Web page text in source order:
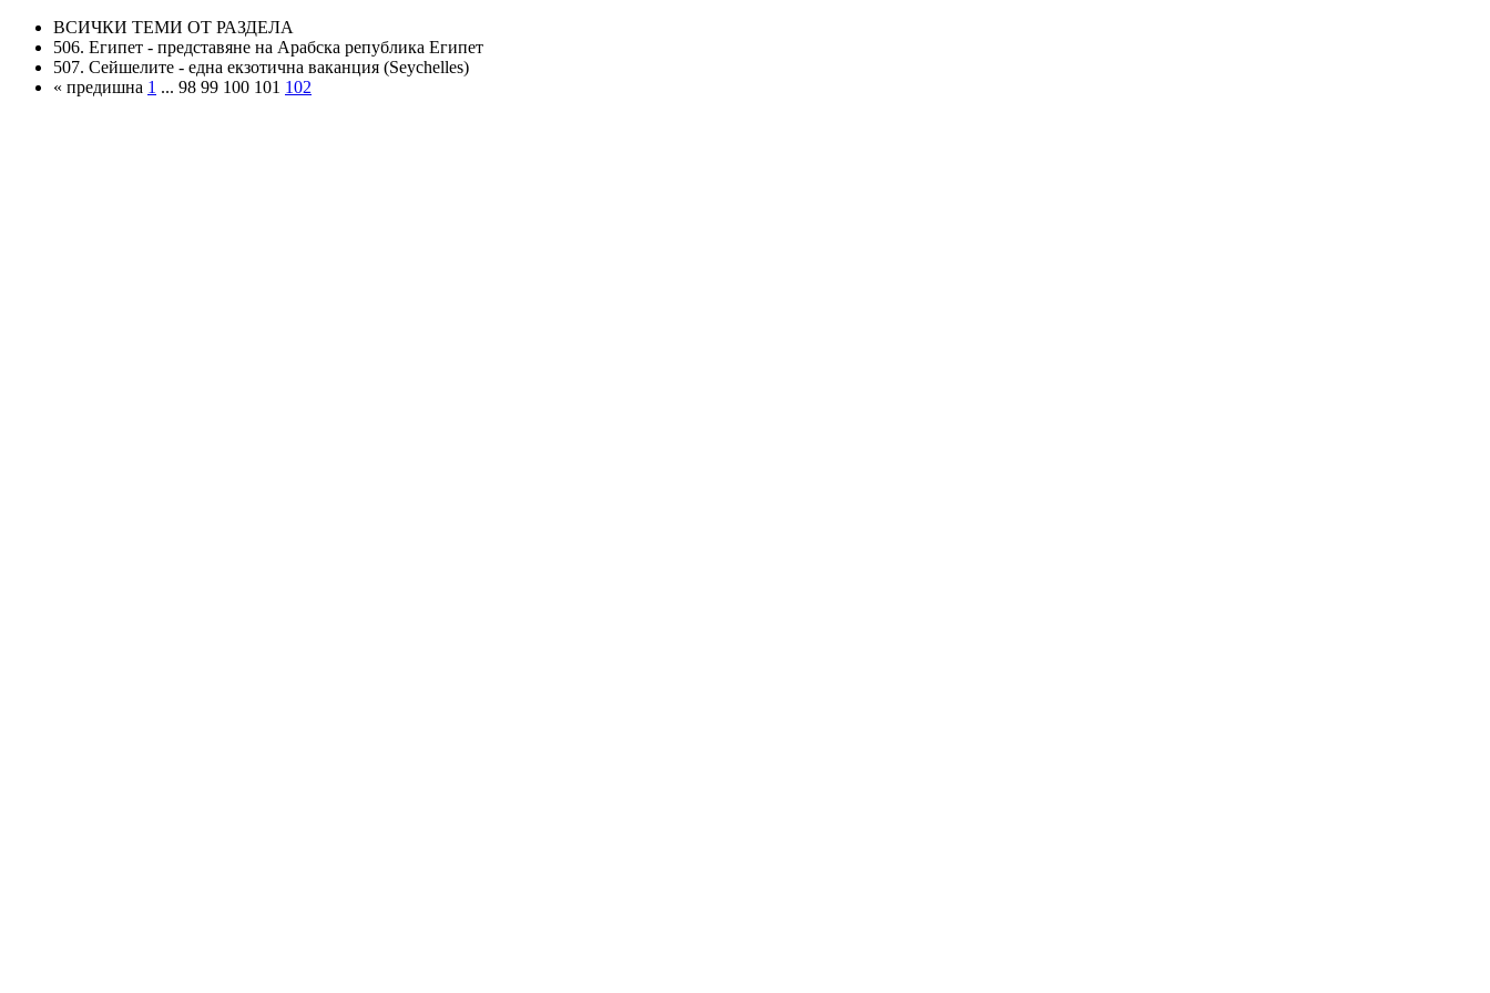
ВСИЧКИ ТЕМИ ОТ РАЗДЕЛА
506. Египет - представяне на Арабска република Египет
507. Сейшелите - една екзотична ваканция (Seychelles)
« предишна 1 ... 98 99 100 101 102